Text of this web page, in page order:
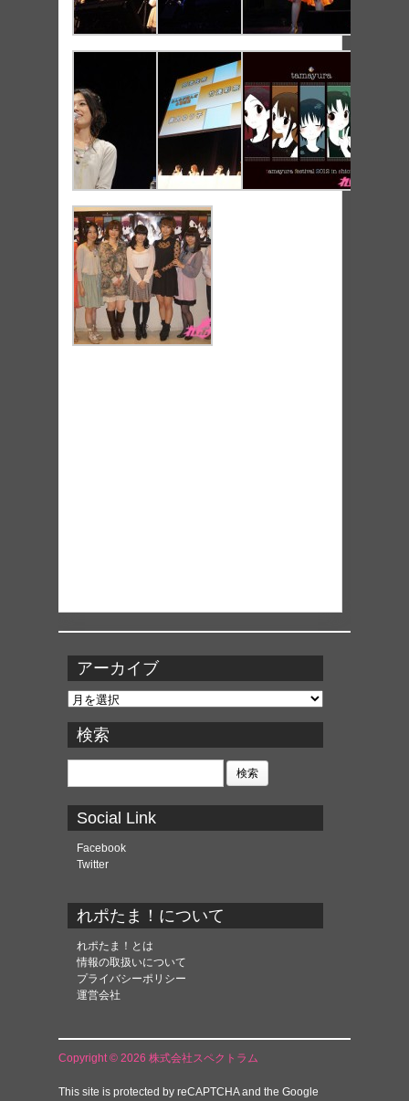
アーカイブ
ア
カ
イ
ブ
検索
検
Social Link
Facebook
Twitter
れポたま！について
れポたま！とは
情報の取扱いについて
プライバシーポリシー
運営会社
Copyright © 2026 株式会社スペクトラム
This site is protected by reCAPTCHA and the Google